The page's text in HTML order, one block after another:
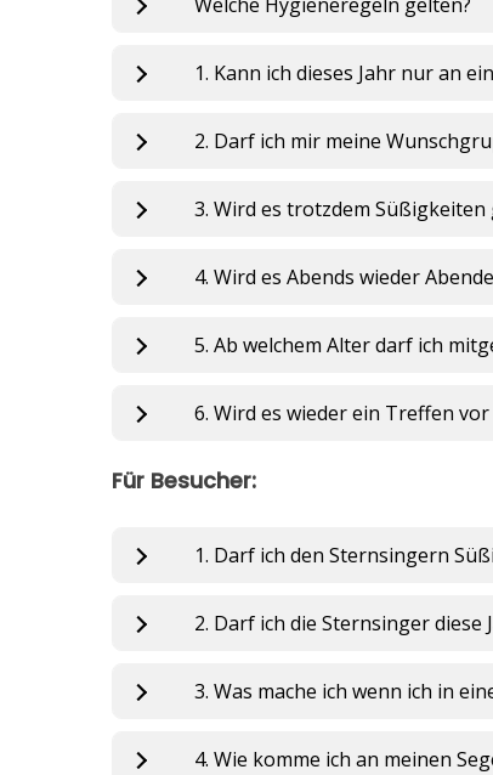
Welche Hygieneregeln gelten?
1. Kann ich dieses Jahr nur an
2. Darf ich mir meine
3. Wird es trotzdem Süßigkeiten
4. Wird es Abends wieder
5. Ab welchem Alter darf ich
6. Wird es wieder ein Treffen
Für Besucher:
1. Darf ich den Sternsingern
2. Darf ich die Sternsinger diese
3. Was mache ich wenn ich in
4. Wie komme ich an meinen